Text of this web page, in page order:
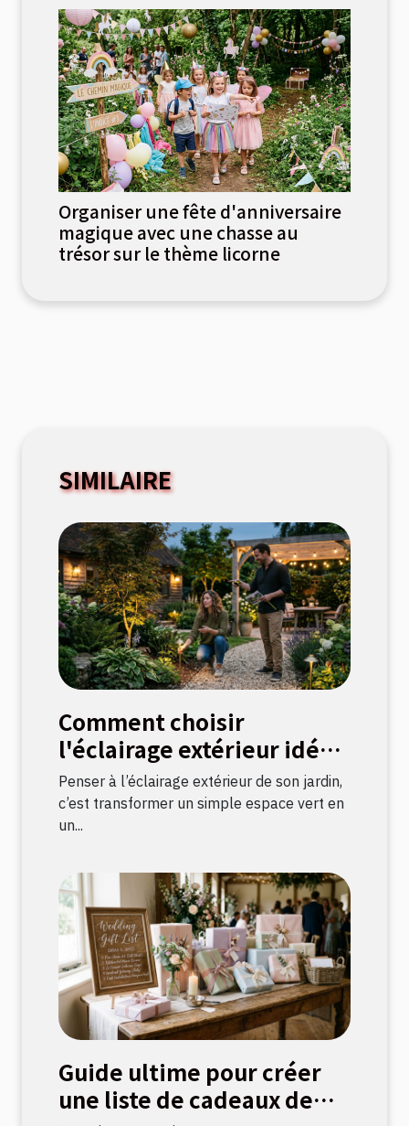
Organiser une fête d'anniversaire
magique avec une chasse au
trésor sur le thème licorne
SIMILAIRE
Comment choisir
l'éclairage extérieur idéal
pour votre jardin ?
Penser à l’éclairage extérieur de son jardin,
c’est transformer un simple espace vert en
un...
Guide ultime pour créer
une liste de cadeaux de